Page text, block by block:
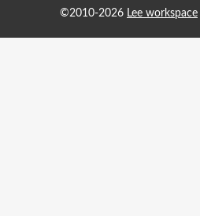
©2010-2026 Lee workspace